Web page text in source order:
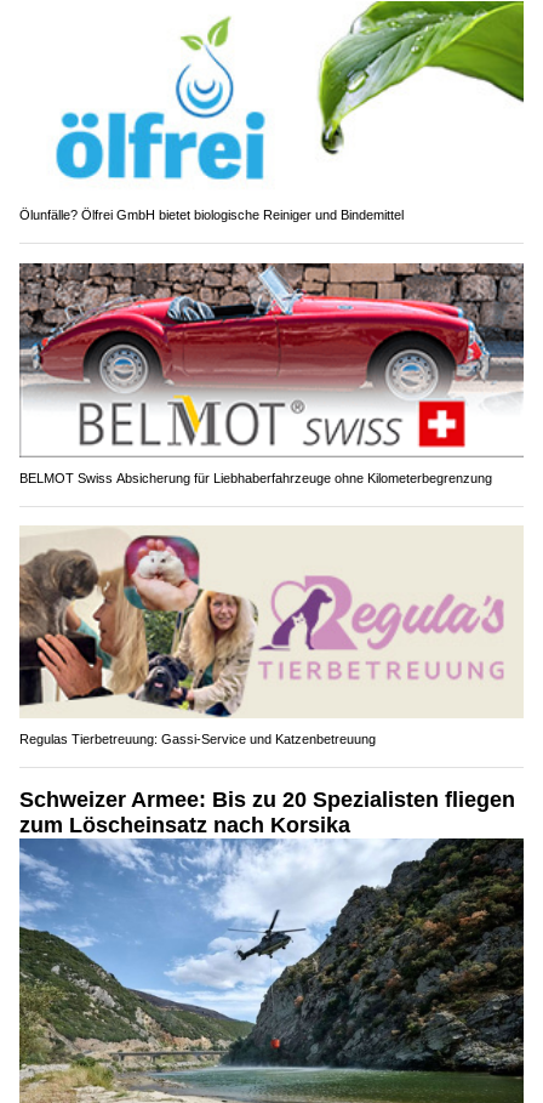
Ölunfälle? Ölfrei GmbH bietet biologische Reiniger und Bindemittel
BELMOT Swiss Absicherung für Liebhaberfahrzeuge ohne Kilometerbegrenzung
Regulas Tierbetreuung: Gassi-Service und Katzenbetreuung
Schweizer Armee: Bis zu 20 Spezialisten fliegen
zum Löscheinsatz nach Korsika